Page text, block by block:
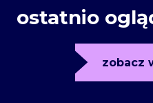
ostatnio
zobacz